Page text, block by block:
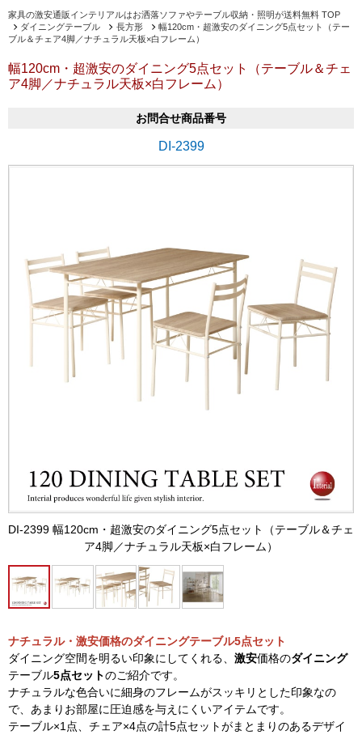
家具の激安通販インテリアルはお洒落ソファやテーブル収納・照明が送料無料 TOP
ダイニングテーブル
長方形
幅120cm・超激安のダイニング5点セット（テー
ブル＆チェア4脚／ナチュラル天板×白フレーム）
幅120cm・超激安のダイニング5点セット（テーブル＆チェ
ア4脚／ナチュラル天板×白フレーム）
お問合せ商品番号
DI-2399
DI-2399 幅120cm・超激安のダイニング5点セット（テーブル＆チェ
ア4脚／ナチュラル天板×白フレーム）
ナチュラル・激安価格のダイニングテーブル5点セット
ダイニング空間を明るい印象にしてくれる、 激安価格のダイニング
テーブル5点セットのご紹介です。
ナチュラルな色合いに細身のフレームがスッキリとした印象なの
で、あまりお部屋に圧迫感を与えにくいアイテムです。
テーブル×1点、チェア×4点の計5点セットがまとまりのあるデザイ